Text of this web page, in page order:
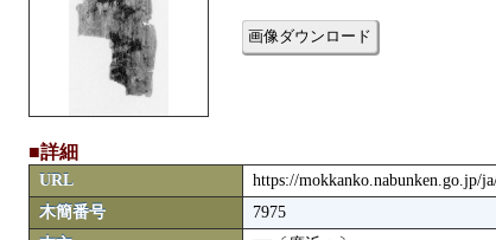
画像ダウンロード
■詳細
URL
https://mokkanko.nabunken.go.jp/
木簡番号
7975